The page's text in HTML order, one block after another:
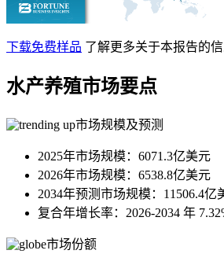
下载免费样品 了解更多关于本报告的信
水产养殖市场要点
市场规模及预测
2025年市场规模：6071.3亿美元
2026年市场规模：6538.8亿美元
2034年预测市场规模：11506.4亿
复合年增长率：2026-2034 年
市场份额